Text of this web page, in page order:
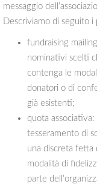
messaggio
Descriviamo di seguito i
fundraising
nominativi scelti
contenga le
donatori o di
già esistenti;
quota
tesseramento di
una discreta fetta
modalità di
parte